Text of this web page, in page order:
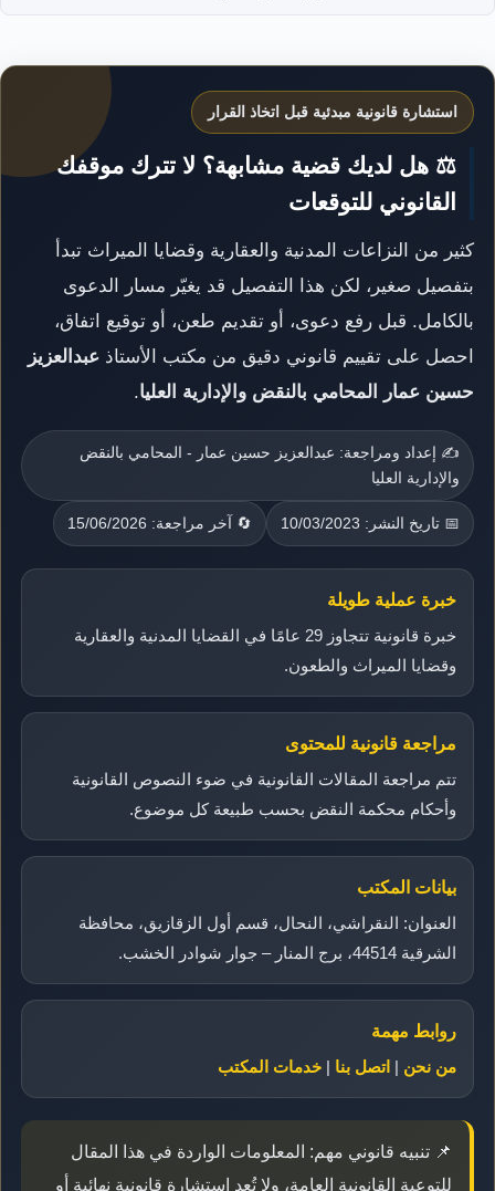
استشارة قانونية مبدئية قبل اتخاذ القرار
⚖️ هل لديك قضية مشابهة؟ لا تترك موقفك
القانوني للتوقعات
كثير من النزاعات المدنية والعقارية وقضايا الميراث تبدأ
بتفصيل صغير، لكن هذا التفصيل قد يغيّر مسار الدعوى
بالكامل. قبل رفع دعوى، أو تقديم طعن، أو توقيع اتفاق،
احصل على تقييم قانوني دقيق من مكتب الأستاذ عبدالعزيز
حسين عمار المحامي بالنقض والإدارية العليا.
✍️ إعداد ومراجعة: عبدالعزيز حسين عمار - المحامي بالنقض
والإدارية العليا
📅 تاريخ النشر: 10/03/2023 🔄 آخر مراجعة: 15/06/2026
خبرة عملية طويلة
خبرة قانونية تتجاوز 29 عامًا في القضايا المدنية والعقارية
وقضايا الميراث والطعون.
مراجعة قانونية للمحتوى
تتم مراجعة المقالات القانونية في ضوء النصوص القانونية
وأحكام محكمة النقض بحسب طبيعة كل موضوع.
بيانات المكتب
العنوان: النقراشي، النحال، قسم أول الزقازيق، محافظة
الشرقية 44514، برج المنار – جوار شوادر الخشب.
روابط مهمة
من نحن | اتصل بنا | خدمات المكتب
📌 تنبيه قانوني مهم: المعلومات الواردة في هذا المقال
للتوعية القانونية العامة، ولا تُعد استشارة قانونية نهائية أو